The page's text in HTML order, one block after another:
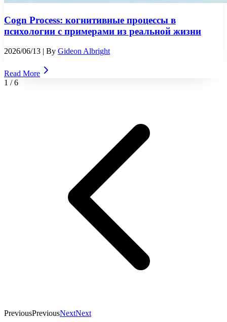
Cogn Process: когнитивные процессы в
психологии с примерами из реальной жизни
2026/06/13 | By Gideon Albright
Read More
1 /6
PreviousPreviousNextNext